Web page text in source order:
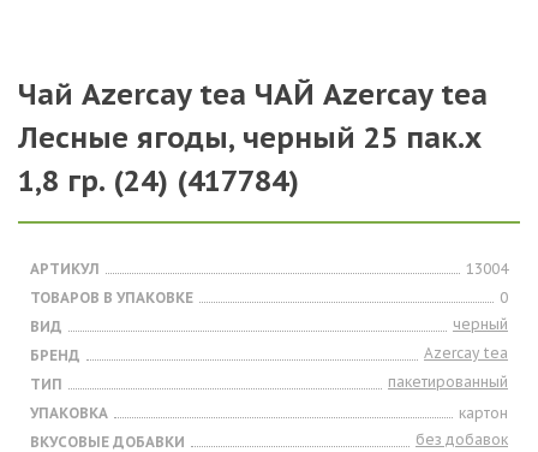
Чай Azercay tea ЧАЙ Azercay tea
Лесные ягоды, черный 25 пак.х
1,8 гр. (24) (417784)
АРТИКУЛ
13004
ТОВАРОВ В УПАКОВКЕ
0
ВИД
черный
БРЕНД
Azercay tea
ТИП
пакетированный
УПАКОВКА
картон
ВКУСОВЫЕ ДОБАВКИ
без добавок